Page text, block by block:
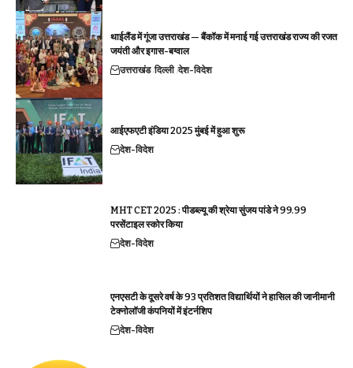
थाईलैंड में गूंजा उत्तराखंड — बैंकॉक में मनाई गई उत्तराखंड राज्य की रजत
जयंती और इगास-बग्वाल
उत्तराखंड दिल्ली देश-विदेश
आईएफएटी इंडिया 2025 मुंबई में हुआ शुरू
देश-विदेश
MHT CET 2025 : पीडब्ल्यू की श्रेया सुंजय पांडे ने 99.99
परसेंटाइल स्कोर किया
देश-विदेश
एनएसटी के दूसरे वर्ष के 93 प्रतिशत विद्यार्थियों ने हासिल की जानीमानी
टेक्नोलॉजी कंपनियों में इंटर्नशिप
देश-विदेश